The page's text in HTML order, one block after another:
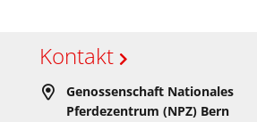
Kontakt
Genossenschaft Nationales
Pferdezentrum (NPZ) Bern